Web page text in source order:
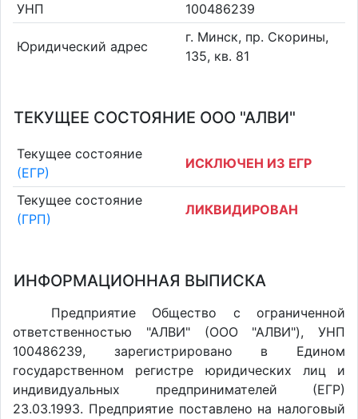
УНП
100486239
Юридический адрес
г. Минск, пр. Скорины,
135, кв. 81
ТЕКУЩЕЕ СОСТОЯНИЕ ООО "АЛВИ"
Текущее состояние
(ЕГР)
ИСКЛЮЧЕН ИЗ ЕГР
Текущее состояние
(ГРП)
ЛИКВИДИРОВАН
ИНФОРМАЦИОННАЯ ВЫПИСКА
Предприятие Общество с ограниченной
ответственностью "АЛВИ" (ООО "АЛВИ"), УНП
100486239, зарегистрировано в Едином
государственном регистре юридических лиц и
индивидуальных предпринимателей (ЕГР)
23.03.1993. Предприятие поставлено на налоговый